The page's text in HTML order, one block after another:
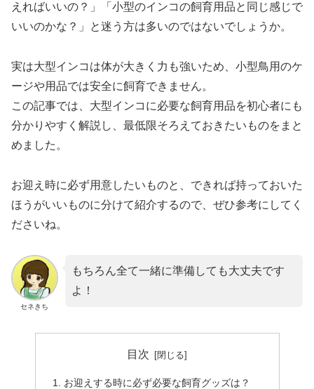
えればいいの？」「小型のインコの飼育用品と同じ感じで
いいのかな？」と迷う方は多いのではないでしょうか。
実は大型インコは体が大きく力も強いため、小型鳥用のケ
ージや用品では安全に飼育できません。
この記事では、大型インコに必要な飼育用品を初心者にも
分かりやすく解説し、最低限そろえておきたいものをまと
めました。
お迎え時に必ず用意したいものと、できれば持っておいた
ほうがいいものに分けて紹介するので、ぜひ参考にしてく
ださいね。
セネきち
もちろん全て一緒に準備しても大丈夫です
よ！
目次
お迎えする時に必ず必要な飼育グッズは？